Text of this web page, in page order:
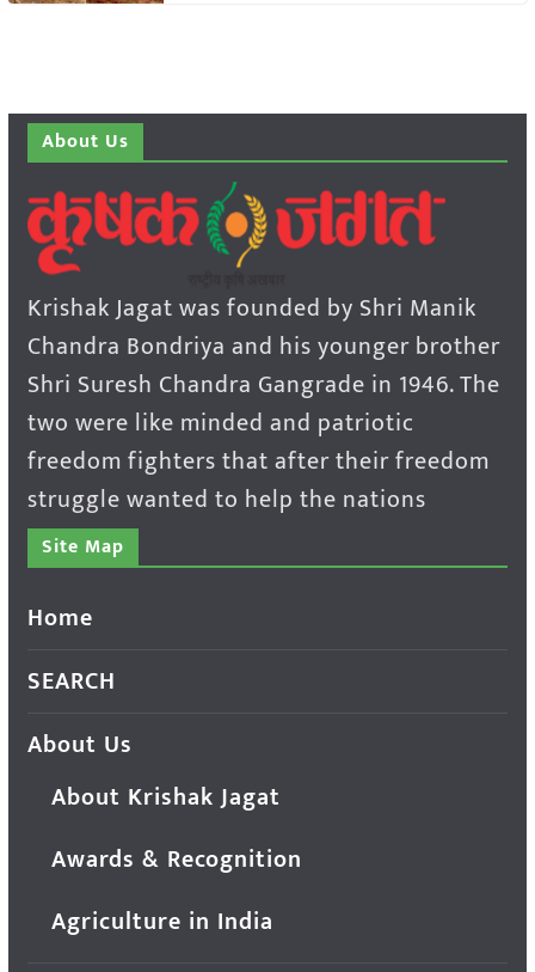
About Us
Krishak Jagat was founded by Shri Manik
Chandra Bondriya and his younger brother
Shri Suresh Chandra Gangrade in 1946. The
two were like minded and patriotic
freedom fighters that after their freedom
struggle wanted to help the nations
Site Map
Home
SEARCH
About Us
About Krishak Jagat
Awards & Recognition
Agriculture in India